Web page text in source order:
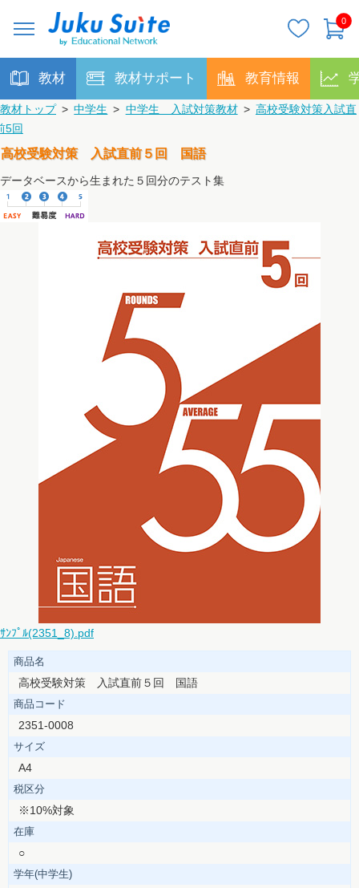
0
教材 教材サポート 教育情報
教材トップ > 中学生 > 中学生 入試対策教材 > 高校受験対策入試直
5回
高校受験対策 入試直前５回 国語
データベースから生まれた５回分のテスト集
ｻﾝﾌﾟﾙ(2351_8).pdf
商品名
高校受験対策 入試直前５回 国語
商品コード
2351-0008
サイズ
A4
税区分
※10%対象
在庫
○
学年(中学生)